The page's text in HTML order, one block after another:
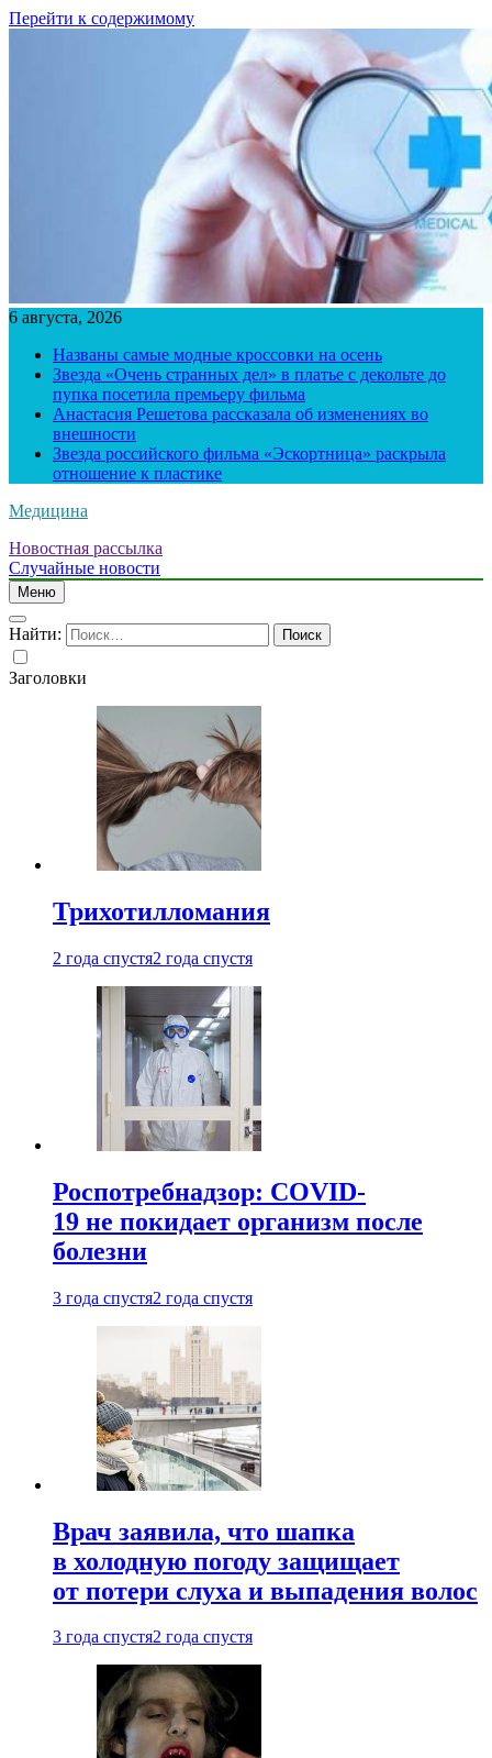
Перейти к содержимому
6 августа, 2026
Названы самые модные кроссовки на осень
Звезда «Очень странных дел» в платье с декольте до
пупка посетила премьеру фильма
Анастасия Решетова рассказала об изменениях во
внешности
Звезда российского фильма «Эскортница» раскрыла
отношение к пластике
Медицина
Новостная рассылка
Случайные новости
Меню
Найти:
Заголовки
Трихотилломания
2 года спустя2 года спустя
Роспотребнадзор: COVID-
19 не покидает организм после
болезни
3 года спустя2 года спустя
Врач заявила, что шапка
в холодную погоду защищает
от потери слуха и выпадения волос
3 года спустя2 года спустя